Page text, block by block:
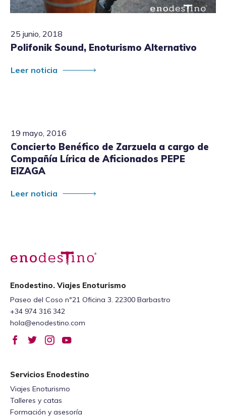
25 junio, 2018
Polifonik Sound, Enoturismo Alternativo
Leer noticia
19 mayo, 2016
Concierto Benéfico de Zarzuela a cargo de
Compañía Lírica de Aficionados PEPE
EIZAGA
Leer noticia
Enodestino. Viajes Enoturismo
Paseo del Coso nº21 Oficina 3. 22300 Barbastro
+34 974 316 342
hola@enodestino.com
Servicios Enodestino
Viajes Enoturismo
Talleres y catas
Formación y asesoría